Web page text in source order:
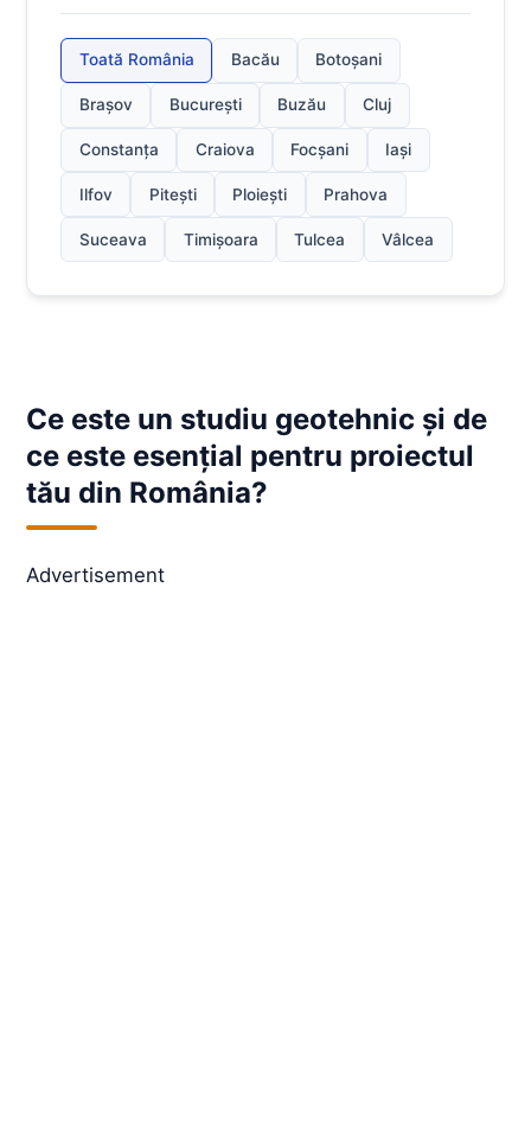
Toată România Bacău Botoșani
Brașov București Buzău Cluj
Constanța Craiova Focșani Iași
Ilfov Pitești Ploiești Prahova
Suceava Timișoara Tulcea Vâlcea
Ce este un studiu geotehnic și de
ce este esențial pentru proiectul
tău din România?
Advertisement